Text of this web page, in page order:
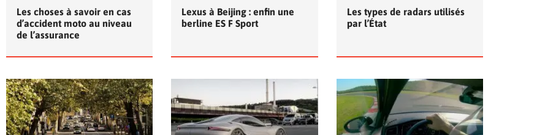
Les choses à savoir en cas
d’accident moto au niveau
de l’assurance
Lexus à Beijing : enfin une
berline ES F Sport
Les types de radars utilisés
par l’État